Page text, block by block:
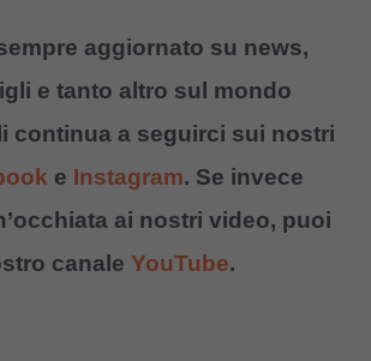
aggiornato su news,
e tanto altro sul mondo
continua a seguirci sui nostri
e Instagram. Se invece
ai nostri video, puoi
canale YouTube.